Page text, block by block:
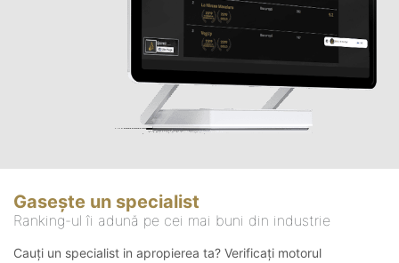
Gasește un specialist
Ranking-ul îi adună pe cei mai buni din industrie
Cauți un specialist in apropierea ta? Verificați motorul